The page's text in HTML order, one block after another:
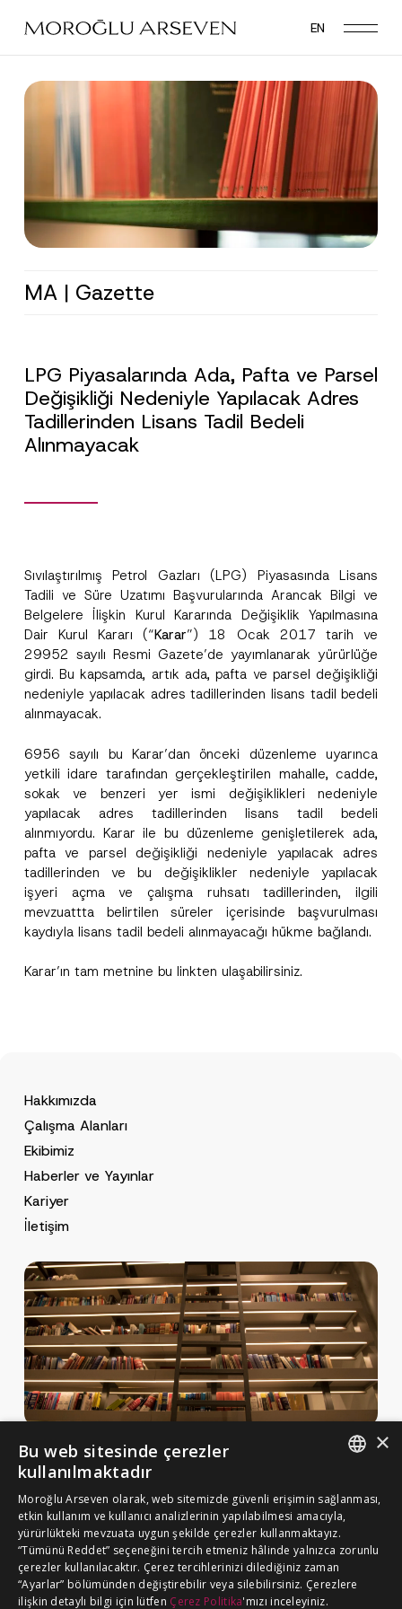
main
EN
MA | Gazette
LPG Piyasalarında Ada, Pafta ve Parsel
Değişikliği Nedeniyle Yapılacak Adres
Tadillerinden Lisans Tadil Bedeli
Alınmayacak
Sıvılaştırılmış Petrol Gazları (LPG) Piyasasında Lisans
Tadili ve Süre Uzatımı Başvurularında Arancak Bilgi ve
Belgelere İlişkin Kurul Kararında Değişiklik Yapılmasına
Dair Kurul Kararı (“Karar”) 18 Ocak 2017 tarih ve
29952 sayılı Resmi Gazete’de yayımlanarak yürürlüğe
girdi. Bu kapsamda, artık ada, pafta ve parsel değişikliği
nedeniyle yapılacak adres tadillerinden lisans tadil bedeli
alınmayacak.
6956 sayılı bu Karar’dan önceki düzenleme uyarınca
yetkili idare tarafından gerçekleştirilen mahalle, cadde,
sokak ve benzeri yer ismi değişiklikleri nedeniyle
yapılacak adres tadillerinden lisans tadil bedeli
alınmıyordu. Karar ile bu düzenleme genişletilerek ada,
pafta ve parsel değişikliği nedeniyle yapılacak adres
tadillerinden ve bu değişiklikler nedeniyle yapılacak
işyeri açma ve çalışma ruhsatı tadillerinden, ilgili
mevzuattta belirtilen süreler içerisinde başvurulması
kaydıyla lisans tadil bedeli alınmayacağı hükme bağlandı.
Karar’ın tam metnine bu linkten ulaşabilirsiniz.
Hakkımızda
Çalışma Alanları
Ekibimiz
Haberler ve Yayınlar
Kariyer
İletişim
Haberler ve Yayınlar
MA Gazette
Kariyer
Çerez Politikası
e
l
e
f
o
n
A
d
r
e
o
c
e
Ad
Soyad *
Firma
Pozisyon
E-Posta Adresi
Telefon Numarası *
Konu
a
y
N
t
c
*
A
p
o
v
e
*
Bu iletişim formunu göndererek,
işlenmesine izin veriyorum.
TURKISH
×
Bu web sitesinde çerezler
kullanılmaktadır
Moroğlu Arseven olarak, web sitemizde güvenli erişimin sağlanması,
etkin kullanım ve kullanıcı analizlerinin yapılabilmesi amacıyla,
yürürlükteki mevzuata uygun şekilde çerezler kullanmaktayız.
“Tümünü Reddet” seçeneğini tercih etmeniz hâlinde yalnızca zorunlu
çerezler kullanılacaktır. Çerez tercihlerinizi dilediğiniz zaman
“Ayarlar” bölümünden değiştirebilir veya silebilirsiniz. Çerezlere
ilişkin detaylı bilgi için lütfen Çerez Politika'mızı inceleyiniz.